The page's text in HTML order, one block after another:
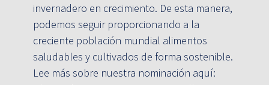
invernadero en crecimiento. De esta manera,
podemos seguir proporcionando a la
creciente población mundial alimentos
saludables y cultivados de forma sostenible.
Lee más sobre nuestra nominación aquí: